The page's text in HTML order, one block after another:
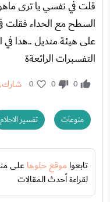
قلت في نفسي يا ترى
السطح مع الحداء
على هيئة منديل ..هدا في
التفسبرات الرائعةة
0
0
0 شارك
منوعات تفسير الاحلام
تابعواموقع حلوهاعلى
لقراءة أحدث المقالات